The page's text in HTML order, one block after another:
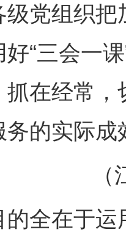
级党组织
“三会一
抓在经常
的实际成
（江
在于运